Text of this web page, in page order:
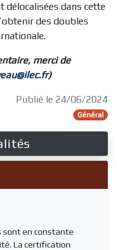
délocalisées dans cette
des doubles
merci de
)
Publié le 24/06/2024
Général
sont en constante
La certification